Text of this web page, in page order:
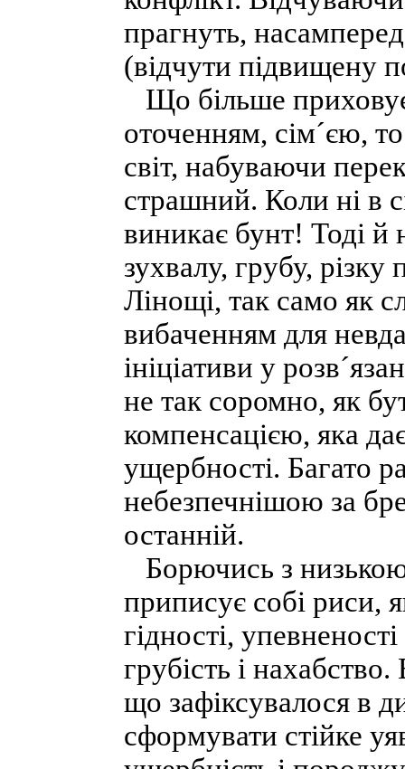
прагнуть,
(відчути підвищену
Що більше
оточенням, сім´єю,
світ, набуваючи
страшний. Коли ні в
виникає бунт! Тоді й
зухвалу, грубу,
Лінощі, так само як
вибаченням для
ініціативи у
не так соромно, як
компенсацією, яка
ущербності. Багато
небезпечнішою за
останній.
Борючись з
приписує собі риси,
гідності,
грубість і
що зафіксувалося в
сформувати стійке